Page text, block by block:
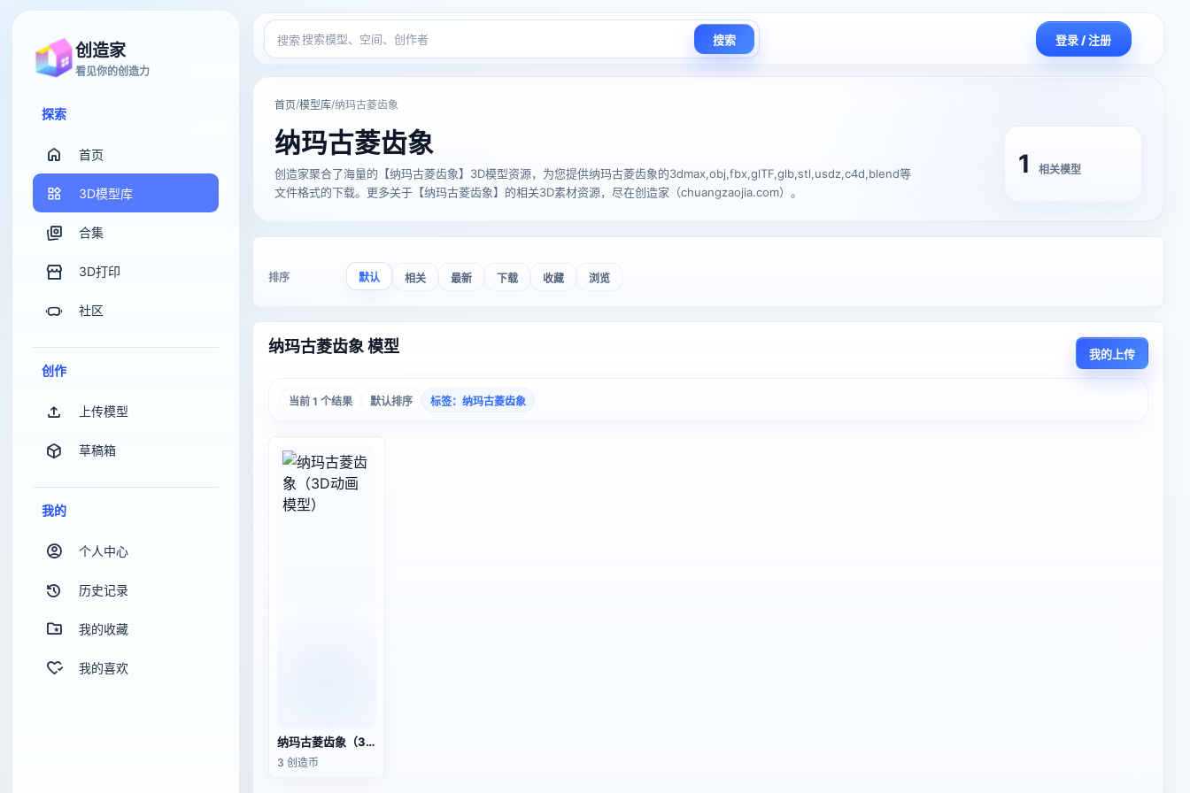
创造家
看见你的创造力
探索
首页
3D模型库
合集
3D打印
社区
创作
上传模型
草稿箱
我的
个人中心
历史记录
我的收藏
我的喜欢
搜索 搜索 登录 / 注册
首页/模型库/纳玛古菱齿象
纳玛古菱齿象
创造家聚合了海量的【纳玛古菱齿象】3D模型资源，为您提供纳玛古菱齿象的3dmax,obj,fbx,glTF,glb,stl,usdz,c4d,blend等
文件格式的下载。更多关于【纳玛古菱齿象】的相关3D素材资源，尽在创造家（chuangzaojia.com）。
1 相关模型
排序 默认 相关 最新 下载 收藏 浏览
纳玛古菱齿象 模型 我的上传
当前 1 个结果 默认排序 标签：纳玛古菱齿象
纳玛古菱齿象（3D动画模型）
3 创造币